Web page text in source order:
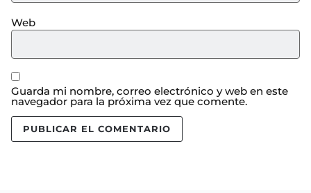
Web
Guarda mi nombre, correo electrónico y web en este
navegador para la próxima vez que comente.